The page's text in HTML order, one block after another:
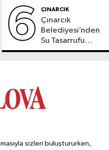
6 ÇINARCIK
Çınarcık
Belediyesi’nden
Su Tasarrufu
Çağrısı
sizleri buluştururken,